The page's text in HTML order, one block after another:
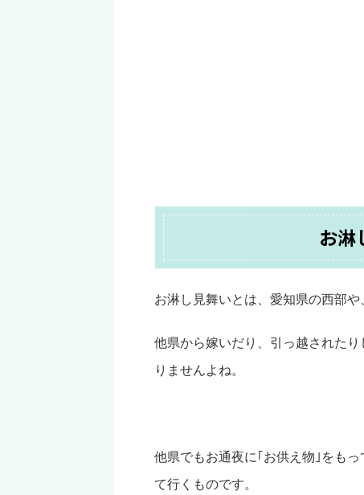
お淋
お淋し見舞いとは、愛知県の西部
他県から嫁いだり、引っ越された
りませんよね。
他県でもお通夜に｢お供え物｣をも
て行くものです。